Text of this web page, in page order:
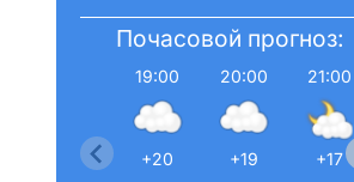
Почасовой прогноз:
19:00
+20
20:00
+19
21:00
+17